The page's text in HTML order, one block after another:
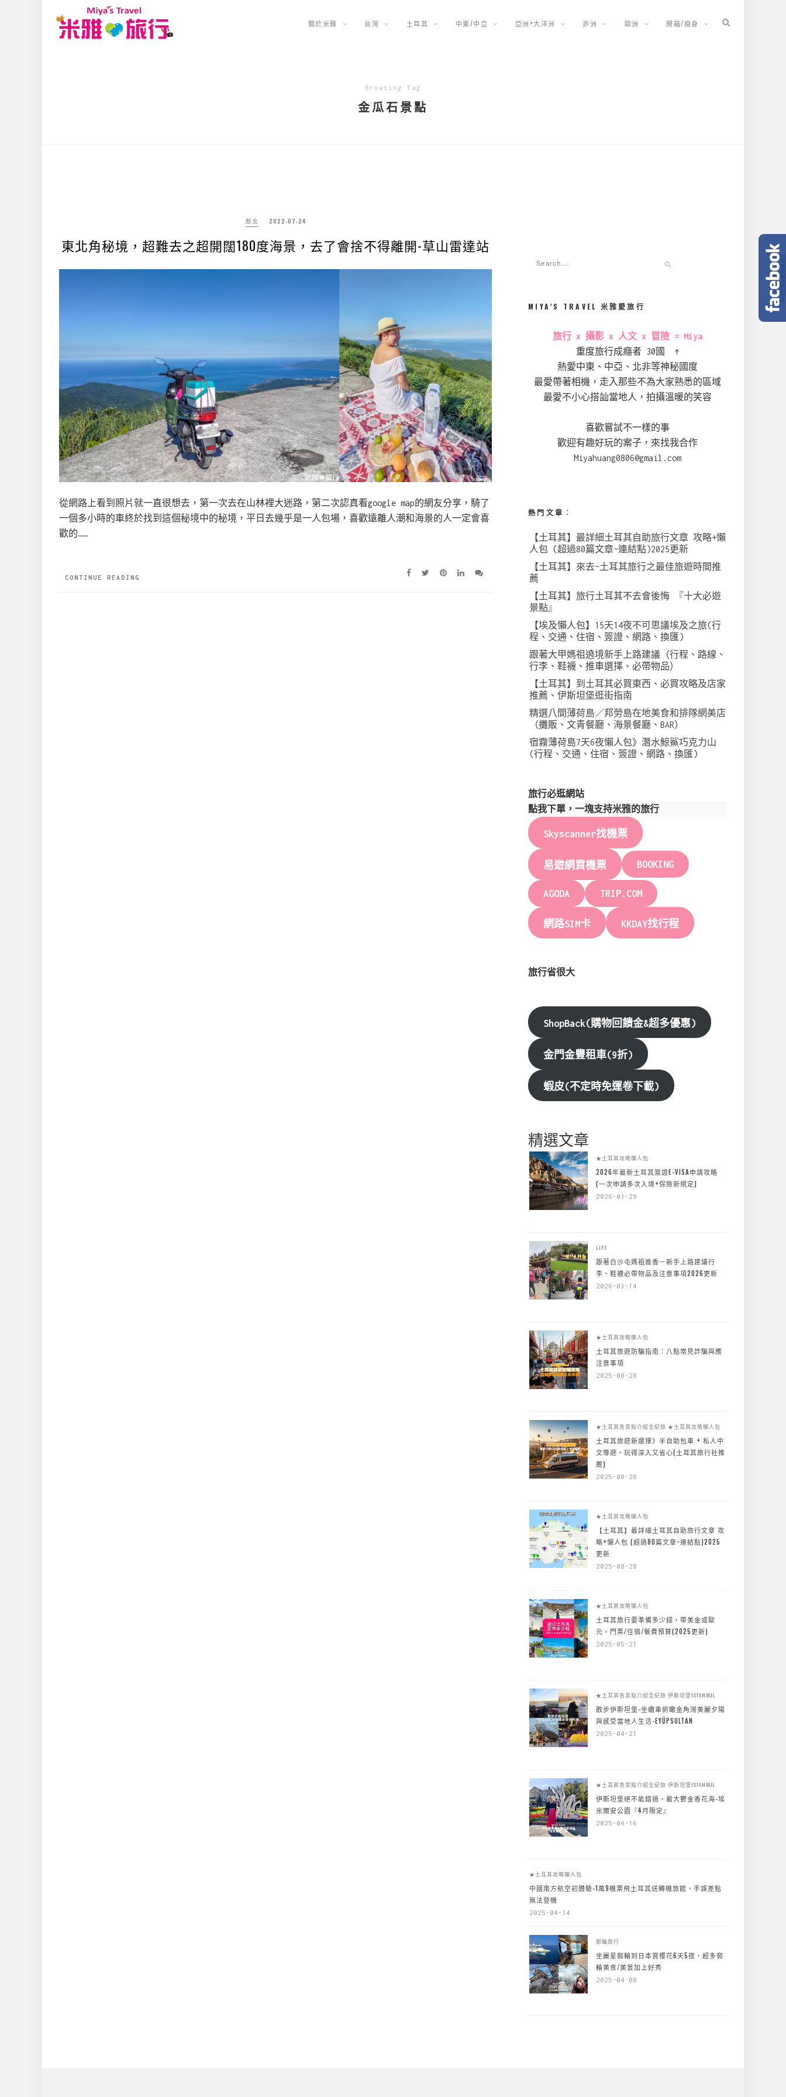
關於米雅 台灣 土耳其 中東/中亞 亞洲+大洋洲 非洲 歐洲 開箱/瘦身
Browsing Tag
金瓜石景點
新北 2022-07-24
東北角秘境，超難去之超開闊180度海景，去了會捨不得離開-草山雷達站
從網路上看到照片就一直很想去，第一次去在山林裡大迷路，第二次認真看google map的網友分享，騎了
一個多小時的車終於找到這個秘境中的秘境，平日去幾乎是一人包場，喜歡遠離人潮和海景的人一定會喜
歡的……
CONTINUE READING
MIYA’S TRAVEL 米雅愛旅行
旅行 x 攝影 x 人文 x 冒險 = Miya
重度旅行成癮者 30國 ↑
熱愛中東、中亞、北非等神秘國度
最愛帶著相機，走入那些不為大家熟悉的區域
最愛不小心搭訕當地人，拍攝溫暖的笑容
喜歡嘗試不一樣的事
歡迎有趣好玩的案子，來找我合作
Miyahuang0806@gmail.com
熱門文章︰
【土耳其】最詳細土耳其自助旅行文章 攻略+懶
人包 (超過80篇文章~連結點)2025更新
【土耳其】來去~土耳其旅行之最佳旅遊時間推
薦
【土耳其】旅行土耳其不去會後悔 『十大必遊
景點』
【埃及懶人包】15天14夜不可思議埃及之旅(行
程、交通、住宿、簽證、網路、換匯)
跟著大甲媽祖遶境新手上路建議（行程、路線、
行李、鞋襪、推車選擇、必帶物品）
【土耳其】到土耳其必買東西、必買攻略及店家
推薦、伊斯坦堡逛街指南
精選八間薄荷島／邦勞島在地美食和排隊網美店
（攤販、文青餐廳、海景餐廳、BAR）
宿霧薄荷島7天6夜懶人包》潛水鯨鯊巧克力山
(行程、交通、住宿、簽證、網路、換匯)
旅行必逛網站
點我下單，一塊支持米雅的旅行
Skyscanner找機票
易遊網買機票 BOOKING
AGODA TRIP.COM
網路SIM卡 KKDAY找行程
旅行省很大
ShopBack(購物回饋金&超多優惠)
金門金豐租車(9折)
蝦皮(不定時免運卷下載)
精選文章
★土耳其攻略懶人包
2026年最新土耳其簽證E-VISA申請攻略
(一次申請多次入境+保險新規定)
2026-03-29
LIFE
跟著白沙屯媽祖進香－新手上路建議行
李、鞋襪必帶物品及注意事項2026更新
2026-03-14
★土耳其攻略懶人包
土耳其旅遊防騙指南：八點常見詐騙與應
注意事項
2025-08-28
★土耳其各景點介紹全紀錄 ★土耳其攻略懶人包
土耳其旅遊新選擇》半自助包車 + 私人中
文導遊，玩得深入又省心(土耳其旅行社推
薦)
2025-08-28
★土耳其攻略懶人包
【土耳其】最詳細土耳其自助旅行文章 攻
略+懶人包 (超過80篇文章~連結點)2025
更新
2025-08-28
★土耳其攻略懶人包
土耳其旅行要準備多少錢，帶美金或歐
元，門票/住宿/餐費預算(2025更新)
2025-05-21
★土耳其各景點介紹全紀錄 伊斯坦堡ISTANBUL
散步伊斯坦堡-坐纜車俯瞰金角灣美麗夕陽
與感受當地人生活-EYÜPSULTAN
2025-04-21
★土耳其各景點介紹全紀錄 伊斯坦堡ISTANBUL
伊斯坦堡絕不能錯過，最大鬱金香花海-埃
米爾安公園『4月限定』
2025-04-16
★土耳其攻略懶人包
中國南方航空初體驗-1萬9機票飛土耳其送轉機旅館，手誤差點
無法登機
2025-04-14
郵輪旅行
坐麗星郵輪到日本賞櫻花6天5夜，超多郵
輪美食/美景加上好秀
2025-04-08